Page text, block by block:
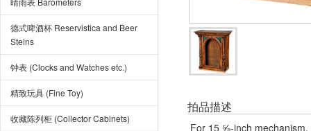
德式啤酒杯 Reservistica and Beer
Steins
钟表 (Clocks and Watches etc.)
精致玩具 (Fine Toy)
收藏陈列柜 (Collector Cabinets)
拍品描述
For 15 ⅝-inch